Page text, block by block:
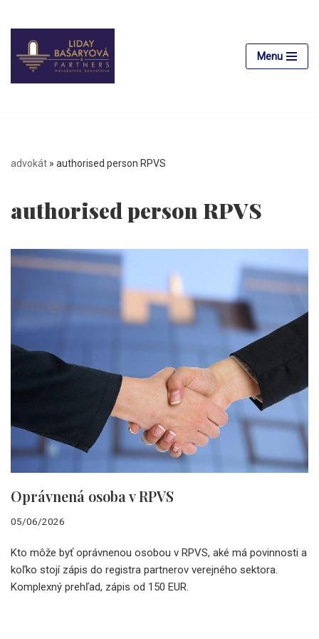
Preskočiť
na
obsah
Menu
advokát » authorised person RPVS
authorised person RPVS
Oprávnená osoba v RPVS
05/06/2026
Kto môže byť oprávnenou osobou v RPVS, aké má povinnosti a
koľko stojí zápis do registra partnerov verejného sektora.
Komplexný prehľad, zápis od 150 EUR.